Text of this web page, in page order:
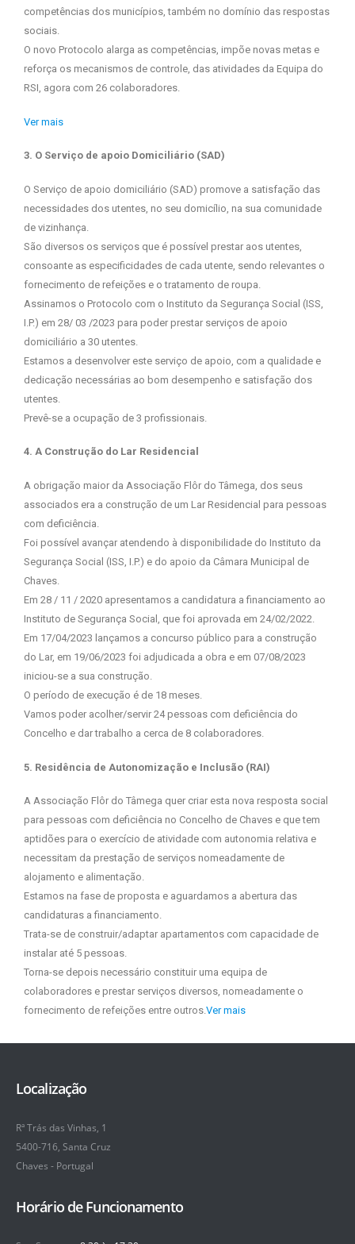
competências dos municípios, também no domínio das respostas
sociais.
O novo Protocolo alarga as competências, impõe novas metas e
reforça os mecanismos de controle, das atividades da Equipa do
RSI, agora com 26 colaboradores.
Ver mais
3. O Serviço de apoio Domiciliário (SAD)
O Serviço de apoio domiciliário (SAD) promove a satisfação das
necessidades dos utentes, no seu domicílio, na sua comunidade
de vizinhança.
São diversos os serviços que é possível prestar aos utentes,
consoante as especificidades de cada utente, sendo relevantes o
fornecimento de refeições e o tratamento de roupa.
Assinamos o Protocolo com o Instituto da Segurança Social (ISS,
I.P.) em 28/ 03 /2023 para poder prestar serviços de apoio
domiciliário a 30 utentes.
Estamos a desenvolver este serviço de apoio, com a qualidade e
dedicação necessárias ao bom desempenho e satisfação dos
utentes.
Prevê-se a ocupação de 3 profissionais.
4. A Construção do Lar Residencial
A obrigação maior da Associação Flôr do Tâmega, dos seus
associados era a construção de um Lar Residencial para pessoas
com deficiência.
Foi possível avançar atendendo à disponibilidade do Instituto da
Segurança Social (ISS, I.P.) e do apoio da Câmara Municipal de
Chaves.
Em 28 / 11 / 2020 apresentamos a candidatura a financiamento ao
Instituto de Segurança Social, que foi aprovada em 24/02/2022.
Em 17/04/2023 lançamos a concurso público para a construção
do Lar, em 19/06/2023 foi adjudicada a obra e em 07/08/2023
iniciou-se a sua construção.
O período de execução é de 18 meses.
Vamos poder acolher/servir 24 pessoas com deficiência do
Concelho e dar trabalho a cerca de 8 colaboradores.
5. Residência de Autonomização e Inclusão (RAI)
A Associação Flôr do Tâmega quer criar esta nova resposta social
para pessoas com deficiência no Concelho de Chaves e que tem
aptidões para o exercício de atividade com autonomia relativa e
necessitam da prestação de serviços nomeadamente de
alojamento e alimentação.
Estamos na fase de proposta e aguardamos a abertura das
candidaturas a financiamento.
Trata-se de construir/adaptar apartamentos com capacidade de
instalar até 5 pessoas.
Torna-se depois necessário constituir uma equipa de
colaboradores e prestar serviços diversos, nomeadamente o
fornecimento de refeições entre outros.Ver mais
Localização
Rª Trás das Vinhas, 1
5400-716, Santa Cruz
Chaves - Portugal
Horário de Funcionamento